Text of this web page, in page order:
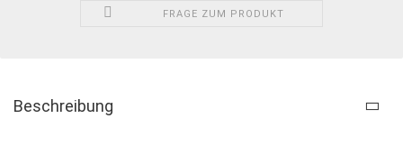
FRAGE ZUM PRODUKT
Beschreibung